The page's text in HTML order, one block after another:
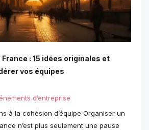
: 15 idées originales et
vos équipes
d’entreprise
à la cohésion d’équipe Organiser un
n’est plus seulement une pause